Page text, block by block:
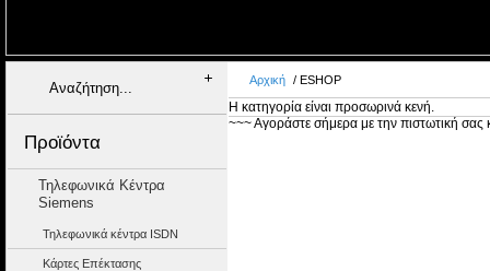
Αρχική / ESHOP
Η κατηγορία είναι προσωρινά κενή.
~~~ Αγοράστε σήμερα με την πιστωτική
Προϊόντα
+
Τηλεφωνικά Κέντρα
Siemens
Τηλεφωνικά κέντρα ISDN
Κάρτες Επέκτασης
+
+
+
+